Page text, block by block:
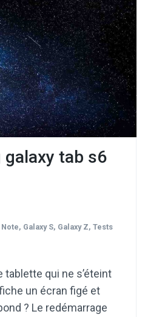
tab s6
Note, Galaxy S, Galaxy Z, Tests
qui ne s’éteint
un écran figé et
? Le redémarrage